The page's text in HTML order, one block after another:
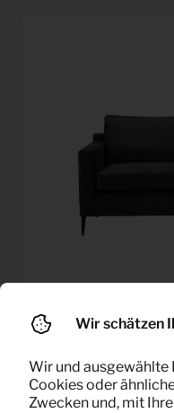
Bank 2-Sitzer
(Anthrazit)
Wir schätzen
Wir und
Cookies oder
Zwecken und, mit